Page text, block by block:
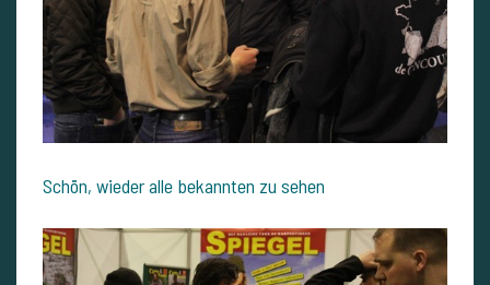
Schön, wieder alle bekannten zu sehen